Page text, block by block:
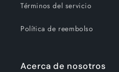
Términos del servicio
Política de reembolso
Acerca de nosotros